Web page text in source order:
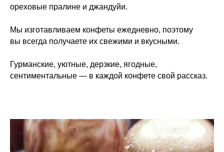
ореховые пралине и джандуйи.
Мы изготавливаем конфеты ежедневно, поэтому
вы всегда получаете их свежими и вкусными.
Гурманские, уютные, дерзкие, ягодные,
сентиментальные — в каждой конфете свой рассказ.